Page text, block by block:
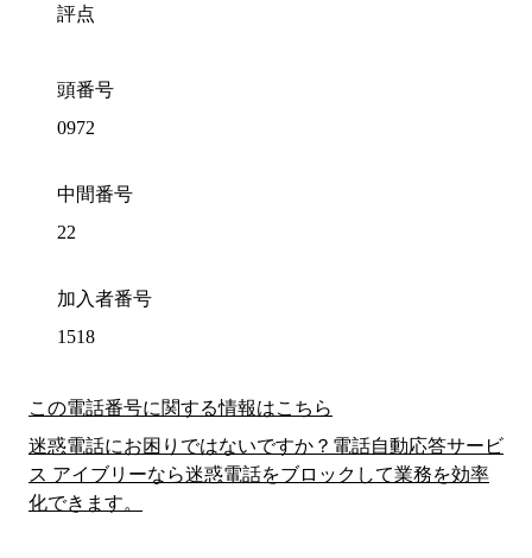
評点
頭番号
0972
中間番号
22
加入者番号
1518
この電話番号に関する情報はこちら
迷惑電話にお困りではないですか？電話自動応答サービ
ス アイブリーなら迷惑電話をブロックして業務を効率
化できます。